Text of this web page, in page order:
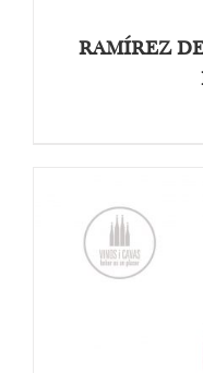
RAMÍREZ